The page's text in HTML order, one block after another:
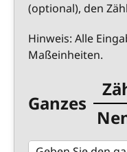
(optional), den
Hinweis: Alle
Maßeinheiten.
Ganzes